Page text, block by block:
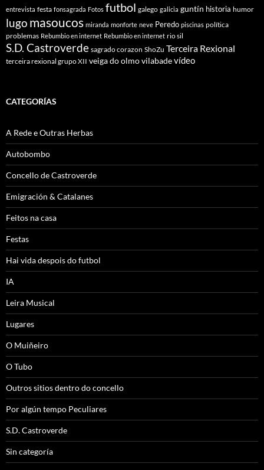
entrevista festa fonsagrada Fotos futbol galego galicia guntín historia humor
lugo masoucos miranda monforte neve Peredo piscinas política
problemas Rebumbio en internet Rebumbio en internet rio sil
S.D. Castroverde sagrado corazon ShoZu Terceira Rexional
terceira rexional grupo XII veiga do olmovilabadevídeo
CATEGORÍAS
A Rede e Outras Herbas
Autobombo
Concello de Castroverde
Emigración & Catalanes
Feitos na casa
Festas
Hai vida despois do futbol
IA
Leira Musical
Lugares
O Muiñeiro
O Tubo
Outros sitios dentro do concello
Por algún tempo Peculiares
S.D. Castroverde
Sin categoría